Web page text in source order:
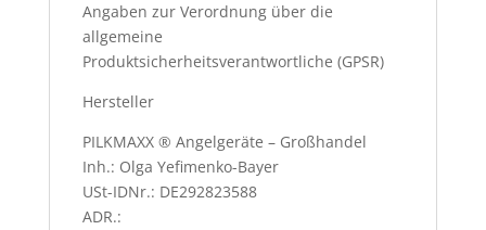
Angaben zur Verordnung über die
allgemeine
Produktsicherheitsverantwortliche (GPSR)
Hersteller
PILKMAXX ® Angelgeräte – Großhandel
Inh.: Olga Yefimenko-Bayer
USt-IDNr.: DE292823588
ADR.: